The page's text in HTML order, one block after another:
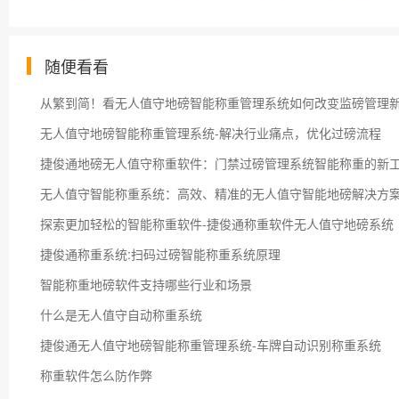
随便看看
从繁到简！看无人值守地磅智能称重管理系统如何改变监磅管理新
无人值守地磅智能称重管理系统-解决行业痛点，优化过磅流程
捷俊通地磅无人值守称重软件：门禁过磅管理系统智能称重的新
无人值守智能称重系统：高效、精准的无人值守智能地磅解决方
探索更加轻松的智能称重软件-捷俊通称重软件无人值守地磅系统
捷俊通称重系统:扫码过磅智能称重系统原理
智能称重地磅软件支持哪些行业和场景
什么是无人值守自动称重系统
捷俊通无人值守地磅智能称重管理系统-车牌自动识别称重系统
称重软件怎么防作弊